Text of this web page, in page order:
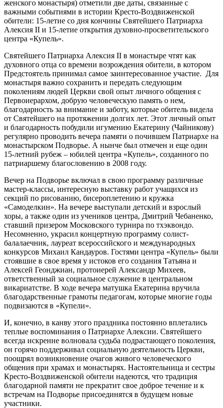
женского монастыря) отметили две даты, связанные с
важными событиями в истории Кресто-Воздвиженской
обители: 15-летие со дня кончины Святейшего Патриарха
Алексия II и 15-летие открытия духовно-просветительского
центра «Купель».
Святейшего Патриарха Алексия II в монастыре чтят как
духовного отца со времени возрождения обители, в котором
Предстоятель принимал самое заинтересованное участие. Для
монастыря важно сохранить и передать следующим
поколениям людей Церкви свой опыт личного общения с
Первоиерархом, добрую человеческую память о нем,
благодарность за внимание и заботу, которые обитель видела
от Святейшего на протяжении долгих лет. Этот личный опыт
и благодарность побудили игумению Екатерину (Чайникову)
регулярно проводить вечера памяти о почившем Патриархе на
монастырском Подворье. А нынче был отмечен и еще один
15-летний рубеж – юбилей центра «Купель», созданного по
патриаршему благословению в 2008 году.
Вечер на Подворье включал в свою программу различные
мастер-классы, интересную выставку работ учащихся из
секций по рисованию, бисероплетению и кружка
«Самоделкин». На вечере выступали детский и взрослый
хоры, а также один из учеников центра, Дмитрий Чебаненко,
ставший призером Московского турнира по тхэквондо.
Несомненно, украсил концертную программу солист-
балалаечник, лауреат всероссийского и международных
конкурсов Михаил Кандауров. Гостями центра «Купель» были
стоявшие в свое время у истоков его создания Татьяна и
Алексей Геонджиан, протоиерей Александр Михеев,
ответственный за социальное служение в центральном
викариатстве. В ходе вечера матушка Екатерина вручила
благодарственные грамоты педагогам, которые многие годы
подвизаются в «Купели».
И, конечно, в канву этого праздника постоянно вплетались
теплые воспоминания о Патриархе Алексии. Святейшего
всегда искренне волновала судьба подрастающего поколения,
он горячо поддерживал социальную деятельность Церкви,
поощрял возникновение очагов живого человеческого
общения при храмах и монастырях. Настоятельница и сестры
Кресто-Воздвиженской обители надеются, что традиция
благодарной памяти не прекратит свое доброе течение и к
встречам на Подворье присоединятся в будущем новые
участники.